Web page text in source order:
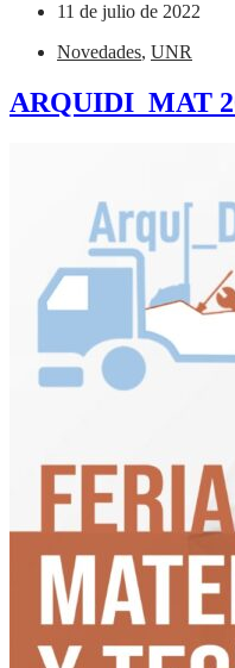
11 de julio de 2022
Novedades, UNR
ARQUIDI_MAT